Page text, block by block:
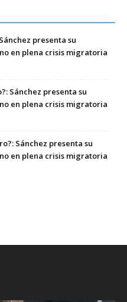
presenta su
en plena crisis migratoria
Sánchez presenta su
en plena crisis migratoria
Sánchez presenta su
en plena crisis migratoria